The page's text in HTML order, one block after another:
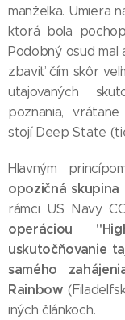
manželka. Umiera
ktorá bola
Podobný osud
zbaviť čím skôr
utajovaných
poznania,
stojí Deep State
Hlavným
opozičná
rámci US Navy
operáciou
uskutočňovanie
samého
Rainbow
iných článkoch.